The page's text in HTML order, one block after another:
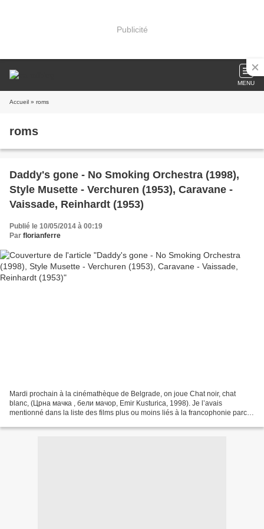
Publicité
MENU
Accueil » roms
roms
Daddy's gone - No Smoking Orchestra (1998),
Style Musette - Verchuren (1953), Caravane -
Vaissade, Reinhardt (1953)
Publié le 10/05/2014 à 00:19
Par florianferre
Mardi prochain à la cinémathèque de Belgrade, on joue Chat noir, chat
blanc, (Црна мачка , бели мачор, Emir Kusturica, 1998). Je l’avais
mentionné dans la liste des films plus ou moins liés à la francophonie parce